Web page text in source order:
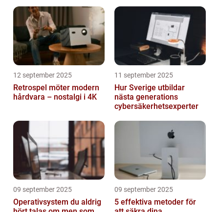
12 september 2025
Retrospel möter modern
hårdvara – nostalgi i 4K
11 september 2025
Hur Sverige utbildar
nästa generations
cybersäkerhetsexperter
09 september 2025
Operativsystem du aldrig
09 september 2025
5 effektiva metoder för